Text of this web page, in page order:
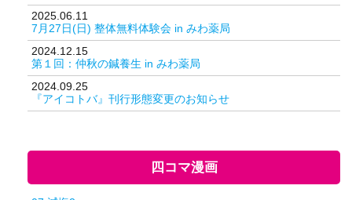
2025.06.11
7月27日(日) 整体無料体験会 in みわ薬局
2024.12.15
第１回：仲秋の鍼養生 in みわ薬局
2024.09.25
『アイコトバ』刊行形態変更のお知らせ
四コマ漫画